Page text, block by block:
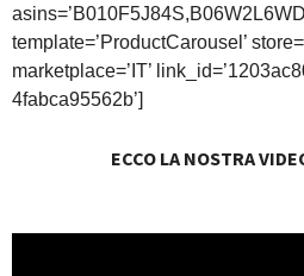
template=’ProductCarousel’
marketplace=’IT’
4fabca95562b’]
ECCO LA NOSTRA